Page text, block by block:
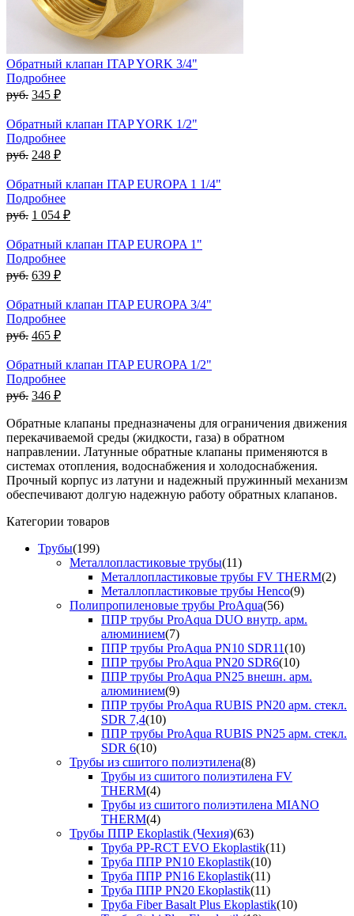
Обратный клапан ITAP YORK 3/4"
Подробнее
руб. 345 ₽
Обратный клапан ITAP YORK 1/2"
Подробнее
руб. 248 ₽
Обратный клапан ITAP EUROPA 1 1/4"
Подробнее
руб. 1 054 ₽
Обратный клапан ITAP EUROPA 1"
Подробнее
руб. 639 ₽
Обратный клапан ITAP EUROPA 3/4"
Подробнее
руб. 465 ₽
Обратный клапан ITAP EUROPA 1/2"
Подробнее
руб. 346 ₽
Обратные клапаны предназначены для ограничения движения
перекачиваемой среды (жидкости, газа) в обратном
направлении. Латунные обратные клапаны применяются в
системах отопления, водоснабжения и холодоснабжения.
Прочный корпус из латуни и надежный пружинный механизм
обеспечивают долгую надежную работу обратных клапанов.
Категории товаров
Трубы(199)
Металлопластиковые трубы(11)
Металлопластиковые трубы FV THERM(2)
Металлопластиковые трубы Henco(9)
Полипропиленовые трубы ProAqua(56)
ППР трубы ProAqua DUO внутр. арм.
алюминием(7)
ППР трубы ProAqua PN10 SDR11(10)
ППР трубы ProAqua PN20 SDR6(10)
ППР трубы ProAqua PN25 внешн. арм.
алюминием(9)
ППР трубы ProAqua RUBIS PN20 арм. стекл.
SDR 7,4(10)
ППР трубы ProAqua RUBIS PN25 арм. стекл.
SDR 6(10)
Трубы из сшитого полиэтилена(8)
Трубы из сшитого полиэтилена FV
THERM(4)
Трубы из сшитого полиэтилена MIANO
THERM(4)
Трубы ППР Ekoplastik (Чехия)(63)
Труба PP-RCT EVO Ekoplastik(11)
Труба ППР PN10 Ekoplastik(10)
Труба ППР PN16 Ekoplastik(11)
Труба ППР PN20 Ekoplastik(11)
Труба Fiber Basalt Plus Ekoplastik(10)